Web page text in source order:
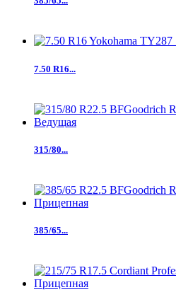
7.50 R16...
315/80...
385/65...